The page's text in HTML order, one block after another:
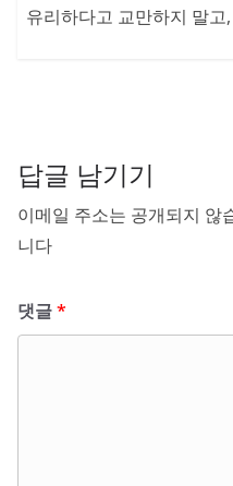
유리하다고 교만하지 말
답글 남기기
이메일 주소는 공개되지 않
니다
댓글*